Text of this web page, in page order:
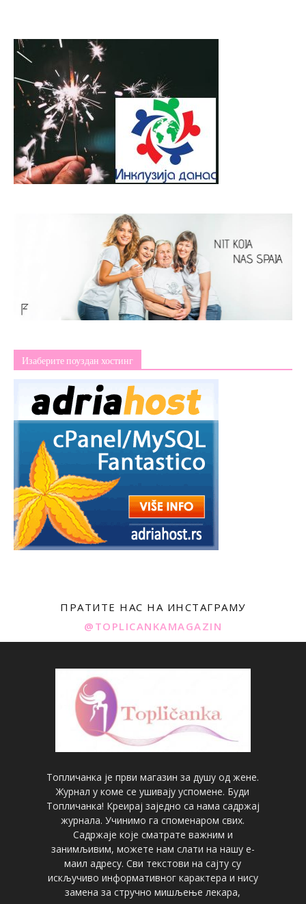
Изаберите поуздан хостинг
ПРАТИТЕ НАС НА ИНСТАГРАМУ
@TOPLICANKAMAGAZIN
Топличанка је први магазин за душу од жене.
Журнал у коме се ушивају успомене. Буди
Топличанка! Креирај заједно са нама садржај
журнала. Учинимо га споменаром свих.
Садржаје које сматрате важним и
занимљивим, можете нам слати на нашу е-
маил адресу. Сви текстови на сајту су
искључиво информативног карактера и нису
замена за стручно мишљење лекара,